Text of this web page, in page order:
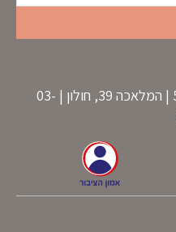
מיי טריפ בע"מ | ח.פ 515315067 | המלאכה 39, חולון | 03-